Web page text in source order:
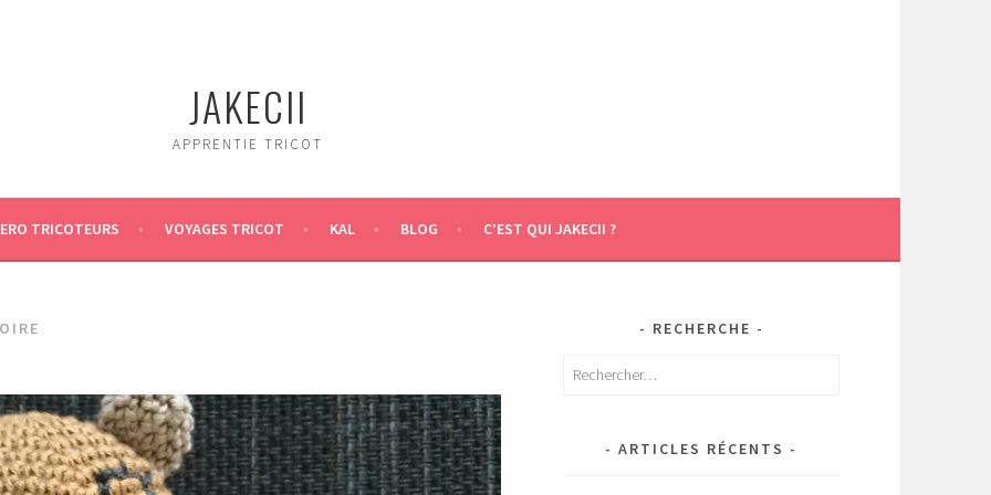
JAKECII
APPRENTIE TRICOT
TRICOTEURS VOYAGES TRICOT KAL BLOG C’EST QUI JAKECII ?
RECHERCHE
Rechercher :
ARTICLES RÉCENTS